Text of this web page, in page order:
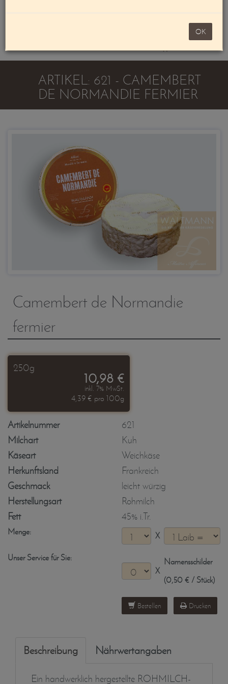
noch 100,00 €
Warenkorb
OK
ARTIKEL: 621 - CAMEMBERT
DE NORMANDIE FERMIER
Camembert de Normandie
fermier
250g
10,98 €
inkl. 7% MwSt.
4,39 € pro 100g
Artikelnummer
621
Milchart
Kuh
Käseart
Weichkäse
Herkunftsland
Frankreich
Geschmack
leicht würzig
Herstellungsart
Rohmilch
Fett
45% i.Tr.
Menge: X
Unser Service für Sie:
X
Namensschilder
(0,50 € / Stück)
Bestellen Drucken
Beschreibung Nährwertangaben
Ein handwerklich hergestellte ROHMILCH-